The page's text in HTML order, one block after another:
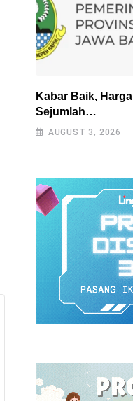
Sukamanah dan
Cipasung
Kabar Baik, Harga
Sejumlah
Kebutuhan Pokok
AUGUST 3, 2026